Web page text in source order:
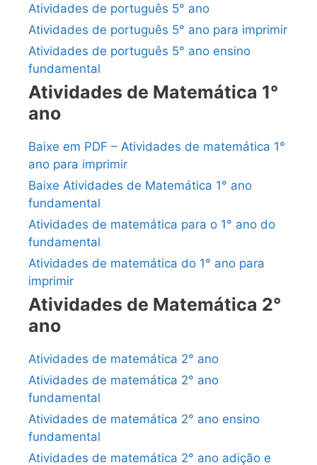
Atividades de português 5° ano
Atividades de português 5° ano para imprimir
Atividades de português 5° ano ensino
fundamental
Atividades de Matemática 1°
ano
Baixe em PDF – Atividades de matemática 1°
ano para imprimir
Baixe Atividades de Matemática 1° ano
fundamental
Atividades de matemática para o 1° ano do
fundamental
Atividades de matemática do 1° ano para
imprimir
Atividades de Matemática 2°
ano
Atividades de matemática 2° ano
Atividades de matemática 2° ano
fundamental
Atividades de matemática 2° ano ensino
fundamental
Atividades de matemática 2° ano adição e